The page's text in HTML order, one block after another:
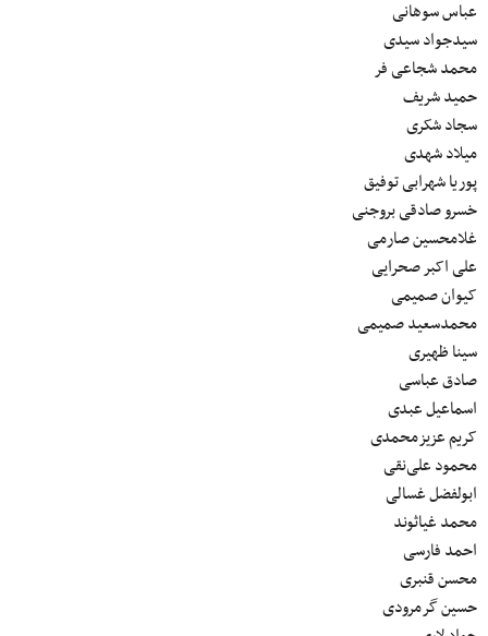
عباس سوهانی
سیدجواد سیدی
محمد شجاعی فر
حمید شریف
سجاد شکری
میلاد شهدی
پوریا شهرابی توفیق
خسرو صادقی بروجنی
غلامحسین صارمی
علی اکبر صحرایی
کیوان صمیمی
محمدسعید صمیمی
سینا ظهیری
صادق عباسی
اسماعیل عبدی
کریم عزیزمحمدی
محمود علی‌نقی
ابولفضل غسالی
محمد غیاثوند
احمد فارسی
محسن قنبری
حسین گرمرودی